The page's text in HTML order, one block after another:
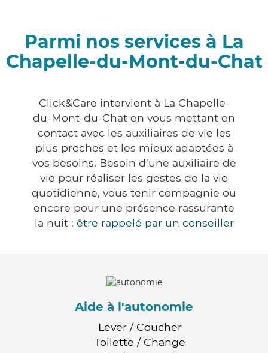
Parmi nos services à La
Chapelle-du-Mont-du-Chat
Click&Care intervient à La Chapelle-
du-Mont-du-Chat en vous mettant en
contact avec les auxiliaires de vie les
plus proches et les mieux adaptées à
vos besoins. Besoin d'une auxiliaire de
vie pour réaliser les gestes de la vie
quotidienne, vous tenir compagnie ou
encore pour une présence rassurante
la nuit : être rappelé par un conseiller
Aide à l'autonomie
Lever / Coucher
Toilette / Change